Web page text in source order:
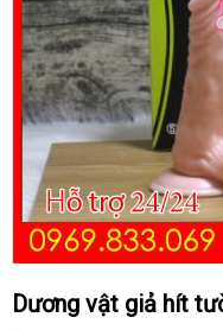
Dương vật giả hít